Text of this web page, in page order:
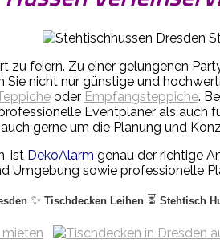
feiern. Zu einer gelungenen
Sie nicht nur günstige und
oder Empfangsteppiche.
Eventplaner als auch
auch gerne um die Planung und
ist DekoAlarm genau der richtige
Umgebung sowie professionelle
✨ Tischdecken Leihen ⏳ Stehtisch